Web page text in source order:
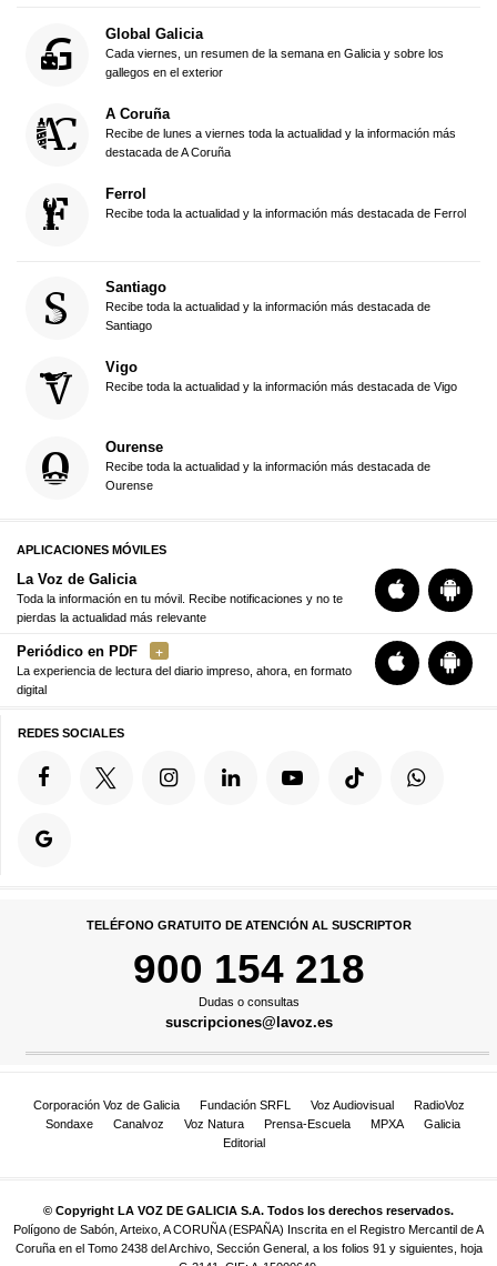
Global Galicia
Cada viernes, un resumen de la semana en Galicia y sobre los
gallegos en el exterior
A Coruña
Recibe de lunes a viernes toda la actualidad y la información más
destacada de A Coruña
Ferrol
Recibe toda la actualidad y la información más destacada de Ferrol
Santiago
Recibe toda la actualidad y la información más destacada de
Santiago
Vigo
Recibe toda la actualidad y la información más destacada de Vigo
Ourense
Recibe toda la actualidad y la información más destacada de
Ourense
APLICACIONES MÓVILES
La Voz de Galicia
Toda la información en tu móvil. Recibe notificaciones y no te
pierdas la actualidad más relevante
Periódico en PDF
La experiencia de lectura del diario impreso, ahora, en formato
digital
REDES SOCIALES
TELÉFONO GRATUITO DE ATENCIÓN AL SUSCRIPTOR
900 154 218
Dudas o consultas
suscripciones@lavoz.es
Corporación Voz de Galicia Fundación SRFL Voz Audiovisual
RadioVoz
Sondaxe
Canalvoz Voz Natura Prensa-Escuela MPXA
Galicia
Editorial
© Copyright LA VOZ DE GALICIA S.A. Todos los derechos reservados.
Polígono de Sabón, Arteixo, A CORUÑA (ESPAÑA) Inscrita en el Registro Mercantil de A
Coruña en el Tomo 2438 del Archivo, Sección General, a los folios 91 y siguientes, hoja